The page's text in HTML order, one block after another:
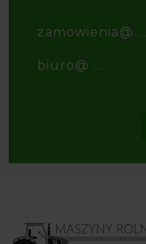
zamowienia@ ...
biuro@ ...